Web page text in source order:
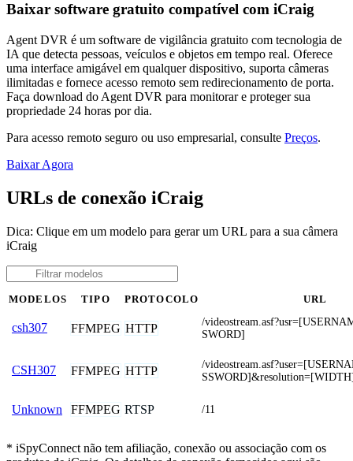
Baixar software gratuito compatível com iCraig
Agent DVR é um software de vigilância gratuito com tecnologia de
IA que detecta pessoas, veículos e objetos em tempo real. Oferece
uma interface amigável em qualquer dispositivo, suporta câmeras
ilimitadas e fornece acesso remoto sem redirecionamento de porta.
Faça download do Agent DVR para monitorar e proteger sua
propriedade 24 horas por dia.
Para acesso remoto seguro ou uso empresarial, consulte Preços.
Baixar Agora
URLs de conexão iCraig
Dica: Clique em um modelo para gerar um URL para a sua câmera
iCraig
MODELOS TIPO PROTOCOLO URL
csh307 FFMPEG HTTP
/
SWORD]
CSH307 FFMPEG HTTP
/
Unknown FFMPEG RTSP /11
* iSpyConnect não tem afiliação, conexão ou associação com os